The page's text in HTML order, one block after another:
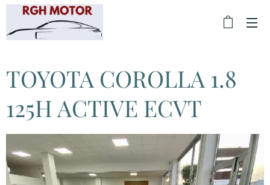
TOYOTA COROLLA 1.8
125H ACTIVE ECVT